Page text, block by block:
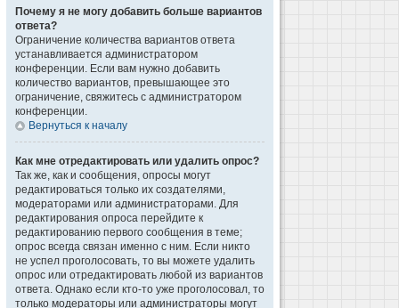
Почему я не могу добавить больше вариантов
ответа?
Ограничение количества вариантов ответа
устанавливается администратором
конференции. Если вам нужно добавить
количество вариантов, превышающее это
ограничение, свяжитесь с администратором
конференции.
Вернуться к началу
Как мне отредактировать или удалить опрос?
Так же, как и сообщения, опросы могут
редактироваться только их создателями,
модераторами или администраторами. Для
редактирования опроса перейдите к
редактированию первого сообщения в теме;
опрос всегда связан именно с ним. Если никто
не успел проголосовать, то вы можете удалить
опрос или отредактировать любой из вариантов
ответа. Однако если кто-то уже проголосовал, то
только модераторы или администраторы могут